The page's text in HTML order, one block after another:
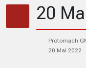
20
Protomach
20 Mai 2022